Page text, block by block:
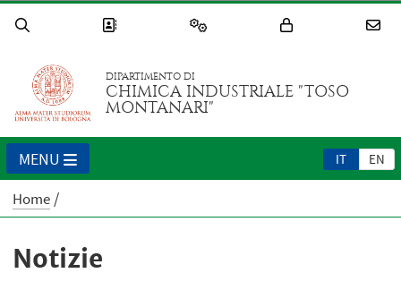
DIPARTIMENTO DI
CHIMICA INDUSTRIALE "TOSO
MONTANARI"
IT EN
MENU
Home
Notizie